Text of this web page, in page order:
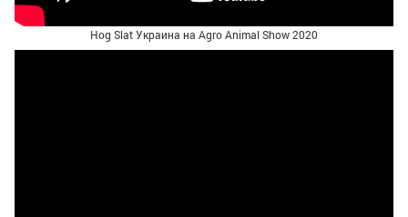
Hog Slat Украина на Agro Animal Show 2020